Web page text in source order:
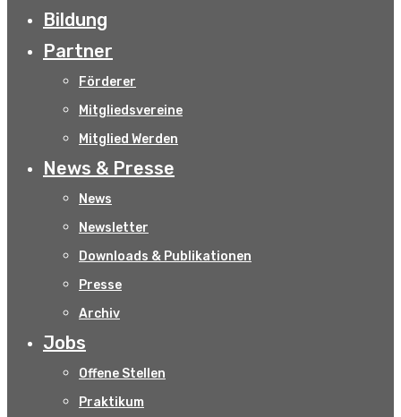
Bildung
Partner
Förderer
Mitgliedsvereine
Mitglied Werden
News & Presse
News
Newsletter
Downloads & Publikationen
Presse
Archiv
Jobs
Offene Stellen
Praktikum